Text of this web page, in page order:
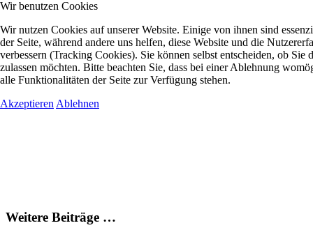
Weitere Beiträge …
Wir benutzen Cookies
Wir nutzen Cookies auf unserer Website. Einige von ihnen sind
der Seite, während andere uns helfen, diese Website und die
verbessern (Tracking Cookies). Sie können selbst entscheiden, ob Sie
zulassen möchten. Bitte beachten Sie, dass bei einer Ablehnung
alle Funktionalitäten der Seite zur Verfügung stehen.
Akzeptieren Ablehnen